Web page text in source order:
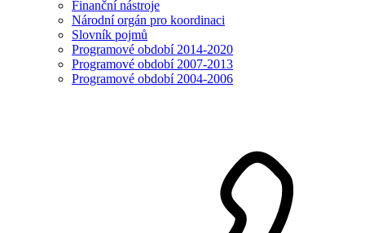
Finanční nástroje
Národní orgán pro koordinaci
Slovník pojmů
Programové období 2014-2020
Programové období 2007-2013
Programové období 2004-2006